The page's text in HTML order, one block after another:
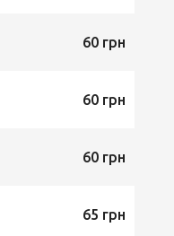
60 грн
60 грн
60 грн
65 грн